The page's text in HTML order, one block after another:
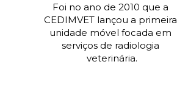
Foi no ano de 2010 que a
CEDIMVET lançou a primeira
unidade móvel focada em
serviços de radiologia
veterinária.